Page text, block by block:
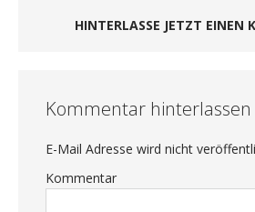
HINTERLASSE JETZT EINEN
Kommentar hinterlassen
E-Mail Adresse wird nicht
Kommentar